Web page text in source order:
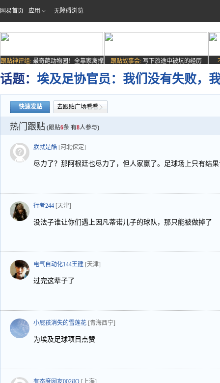
网易首页 应用 无障碍浏览
跟贴神评组: 最奇葩动物园！全靠家禽撑
场子
跟贴故事会: 写下旅途中被坑的经历
话题： 埃及足协官员：我们没有失败，
快速发贴 去跟贴广场看看
热门跟贴 (跟贴6条 有8人参与)
朕就是酷 [河北保定]
尽力了？那阿根廷也尽力了，但人家赢了。足球场上只有结
行者244 [天津]
没法子谁让你们遇上因凡蒂诺儿子的球队，那只能被做掉了
电气自动化144王建 [天津]
过完这辈子了
小屁孩消失的雪莲花 [青海西宁]
为埃及足球项目点赞
有态度网友002iIO [上海]